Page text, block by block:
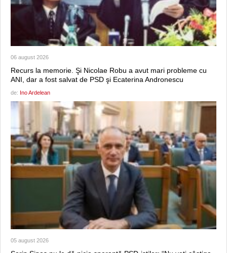
06 august 2026
Recurs la memorie. Şi Nicolae Robu a avut mari probleme cu
ANI, dar a fost salvat de PSD şi Ecaterina Andronescu
de: Ino Ardelean
05 august 2026